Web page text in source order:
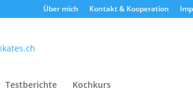
Über mich Kontakt & Kooperation
Testberichte Kochkurs